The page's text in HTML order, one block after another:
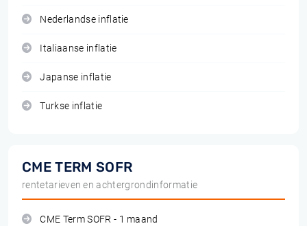
Nederlandse inflatie
Italiaanse inflatie
Japanse inflatie
Turkse inflatie
CME TERM SOFR
rentetarieven en achtergrondinformatie
CME Term SOFR - 1 maand